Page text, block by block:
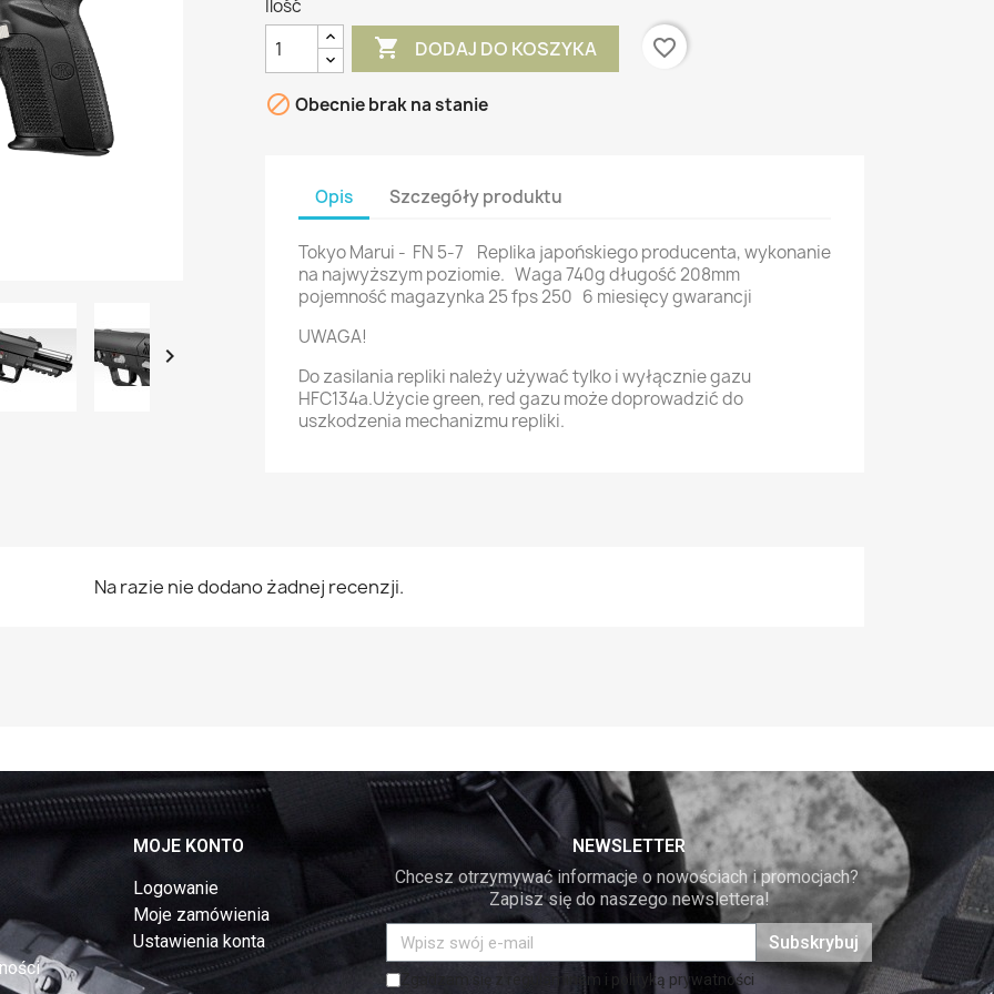

Ilość
 DODAJ DO KOSZYKA favorite_border
 Obecnie brak na stanie
Opis Szczegóły produktu
Tokyo Marui - FN 5-7 Replika japońskiego producenta, wykonanie
na najwyższym poziomie. Waga 740g długość 208mm
pojemność magazynka 25 fps 250 6 miesięcy gwarancji
UWAGA!
Do zasilania repliki należy używać tylko i wyłącznie gazu
HFC134a.Użycie green, red gazu może doprowadzić do
uszkodzenia mechanizmu repliki.
Na razie nie dodano żadnej recenzji.
MOJE KONTO
Logowanie
Moje zamówienia
Ustawienia konta
NEWSLETTER
Chcesz otrzymywać informacje o nowościach i promocjach?
Zapisz się do naszego newslettera!
Subskrybuj
Zgadzam się z regulaminem i polityką prywatności